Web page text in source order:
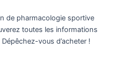
de pharmacologie sportive
toutes les informations
Dépêchez-vous d’acheter !